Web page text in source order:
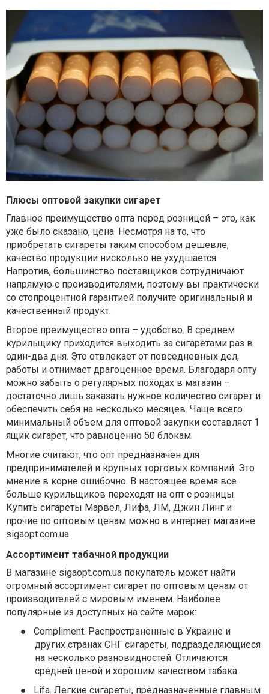
Плюсы оптовой закупки сигарет
Главное преимущество опта перед розницей – это, как
уже было сказано, цена. Несмотря на то, что
приобретать сигареты таким способом дешевле,
качество продукции нисколько не ухудшается.
Напротив, большинство поставщиков сотрудничают
напрямую с производителями, поэтому вы практически
со стопроцентной гарантией получите оригинальный и
качественный продукт.
Второе преимущество опта – удобство. В среднем
курильщику приходится выходить за сигаретами раз в
один-два дня. Это отвлекает от повседневных дел,
работы и отнимает драгоценное время. Благодаря опту
можно забыть о регулярных походах в магазин –
достаточно лишь заказать нужное количество сигарет и
обеспечить себя на несколько месяцев. Чаще всего
минимальный объем для оптовой закупки составляет 1
ящик сигарет, что равноценно 50 блокам.
Многие считают, что опт предназначен для
предпринимателей и крупных торговых компаний. Это
мнение в корне ошибочно. В настоящее время все
больше курильщиков переходят на опт с розницы.
Купить сигареты Марвел, Лифа, ЛМ, Джин Линг и
прочие по оптовым ценам можно в интернет магазине
sigaopt.com.ua.
Ассортимент табачной продукции
В магазине sigaopt.com.ua покупатель может найти
огромный ассортимент сигарет по оптовым ценам от
производителей с мировым именем. Наиболее
популярные из доступных на сайте марок:
●
Compliment. Распространенные в Украине и
других странах СНГ сигареты, подразделяющиеся
на несколько разновидностей. Отличаются
средней ценой и хорошим качеством табака.
●
Lifa. Легкие сигареты, предназначенные главным